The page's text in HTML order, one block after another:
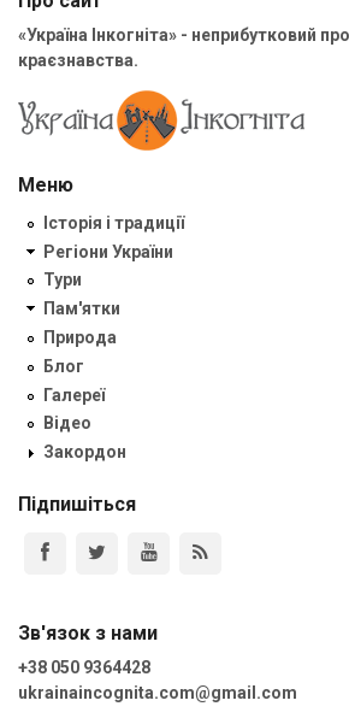
«Україна Інкогніта» - неприбутковий
краєзнавства.
Меню
Історія і традиції
Регіони України
Тури
Пам'ятки
Природа
Блог
Галереї
Відео
Закордон
Підпишіться
Зв'язок з нами
+38 050 9364428
ukrainaincognita.com@gmail.com